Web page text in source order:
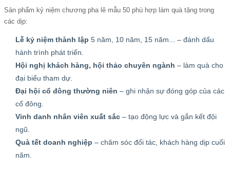
Sản phẩm kỷ niệm chương pha lê mẫu 50 phù hợp làm quà tặng trong
các dịp:
Lễ kỷ niệm thành lập 5 năm, 10 năm, 15 năm... – đánh dấu
hành trình phát triển.
Hội nghị khách hàng, hội thảo chuyên ngành – làm quà cho
đại biểu tham dự.
Đại hội cổ đông thường niên – ghi nhận sự đóng góp của các
cổ đông.
Vinh danh nhân viên xuất sắc – tạo động lực và gắn kết đội
ngũ.
Quà tết doanh nghiệp – chăm sóc đối tác, khách hàng dịp cuối
năm.